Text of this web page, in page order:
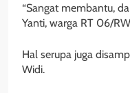
“Sangat membantu,
Yanti, warga RT 06/
Hal serupa juga
Widi.